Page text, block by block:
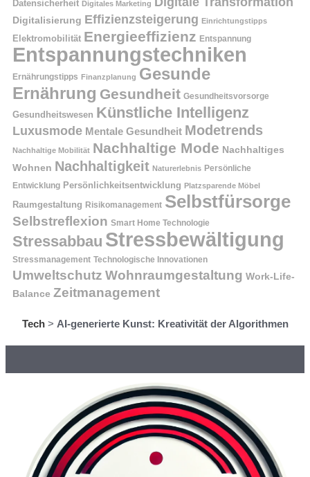
Datensicherheit Digitales Marketing
Digitalisierung Effizienzsteigerung Einrichtungstipps
Elektromobilität Energieeffizienz Entspannung
Entspannungstechniken
Ernährungstipps Finanzplanung Gesunde
Ernährung Gesundheit Gesundheitsvorsorge
Gesundheitswesen Künstliche Intelligenz
Luxusmode Mentale Gesundheit Modetrends
Nachhaltige Mobilität Nachhaltige Mode Nachhaltiges
Wohnen Nachhaltigkeit Naturerlebnis Persönliche
Entwicklung Persönlichkeitsentwicklung Platzsparende Möbel
Raumgestaltung Risikomanagement Selbstfürsorge
Selbstreflexion Smart Home Technologie
Stressabbau Stressbewältigung
Stressmanagement Technologische Innovationen
Umweltschutz Wohnraumgestaltung Work-Life-
Balance Zeitmanagement
Tech> AI-generierte Kunst: Kreativität der Algorithmen